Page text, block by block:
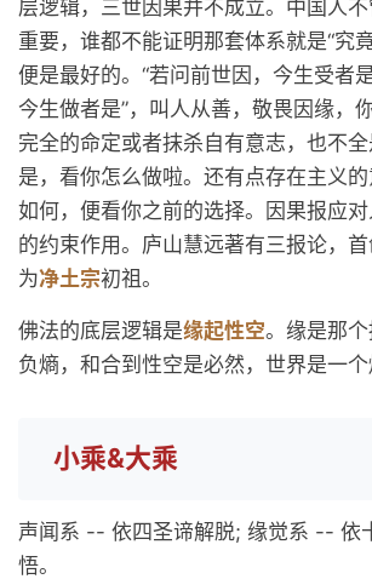
层逻辑，三世因果并不成立。中国人
重要，谁都不能证明那套体系就是“究
便是最好的。“若问前世因，今生受者
今生做者是”，叫人从善，敬畏因缘，
完全的命定或者抹杀自有意志，也不
是，看你怎么做啦。还有点存在主义
如何，便看你之前的选择。因果报应
的约束作用。庐山慧远著有三报论，
为净土宗初祖。
佛法的底层逻辑是缘起性空。缘是那
负熵，和合到性空是必然，世界是一个
小乘&大乘
声闻系 -- 依四圣谛解脱; 缘觉系 -- 依
悟。